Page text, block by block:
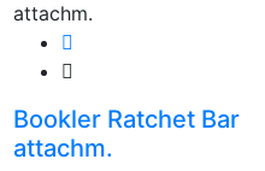
Bookler Ratchet Bar
attachm.